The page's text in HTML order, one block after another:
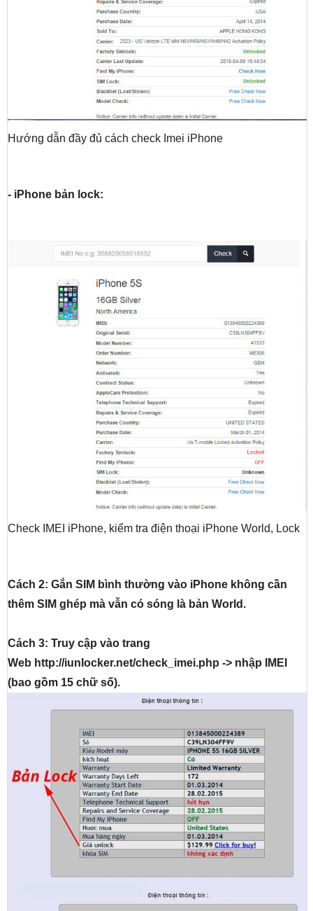
Hướng dẫn đầy đủ cách check Imei iPhone
- iPhone bản lock:
Check IMEI iPhone, kiểm tra điện thoại iPhone World, Lock
Cách 2: Gắn SIM bình thường vào iPhone không cần
thêm SIM ghép mà vẫn có sóng là bản World.
Cách 3: Truy cập vào trang
Web http://iunlocker.net/check_imei.php -> nhập IMEI
(bao gồm 15 chữ số).